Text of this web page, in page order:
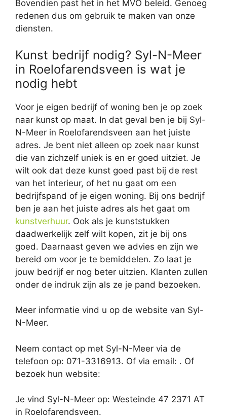
Bovendien past het in het MVO beleid. Genoeg
redenen dus om gebruik te maken van onze
diensten.
Kunst bedrijf nodig? Syl-N-Meer
in Roelofarendsveen is wat je
nodig hebt
Voor je eigen bedrijf of woning ben je op zoek
naar kunst op maat. In dat geval ben je bij Syl-
N-Meer in Roelofarendsveen aan het juiste
adres. Je bent niet alleen op zoek naar kunst
die van zichzelf uniek is en er goed uitziet. Je
wilt ook dat deze kunst goed past bij de rest
van het interieur, of het nu gaat om een
bedrijfspand of je eigen woning. Bij ons bedrijf
ben je aan het juiste adres als het gaat om
kunstverhuur. Ook als je kunststukken
daadwerkelijk zelf wilt kopen, zit je bij ons
goed. Daarnaast geven we advies en zijn we
bereid om voor je te bemiddelen. Zo laat je
jouw bedrijf er nog beter uitzien. Klanten zullen
onder de indruk zijn als ze je pand bezoeken.
Meer informatie vind u op de website van Syl-
N-Meer.
Neem contact op met Syl-N-Meer via de
telefoon op: 071-3316913. Of via email: . Of
bezoek hun website:
Je vind Syl-N-Meer op: Westeinde 47 2371 AT
in Roelofarendsveen.